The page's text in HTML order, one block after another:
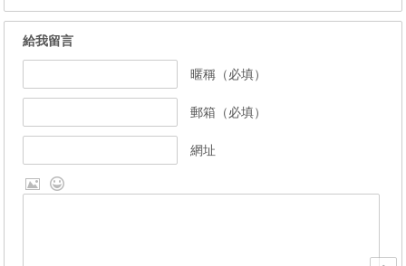
給我留言
暱稱（必填）
郵箱（必填）
網址